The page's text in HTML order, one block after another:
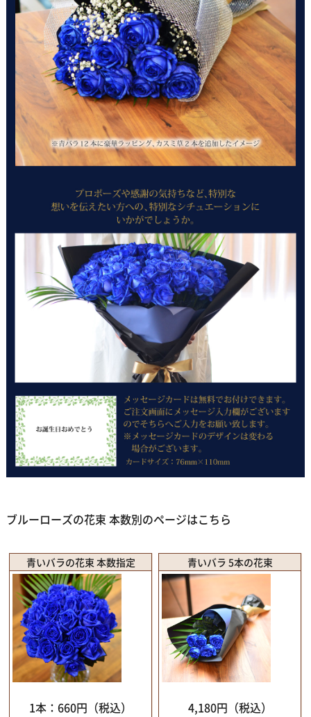
ブルーローズの花束 本数別のページはこちら
青いバラの花束 本数指定
1本：660円（税込）
青いバラ 5本の花束
4,180円（税込）